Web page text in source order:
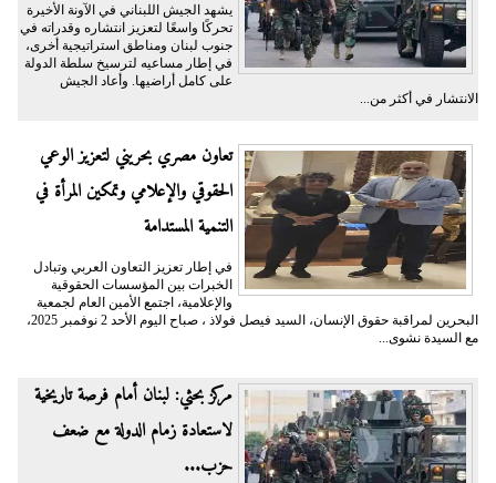
يشهد الجيش اللبناني في الآونة الأخيرة
تحركًا واسعًا لتعزيز انتشاره وقدراته في
جنوب لبنان ومناطق استراتيجية أخرى،
في إطار مساعيه لترسيخ سلطة الدولة
على كامل أراضيها. وأعاد الجيش
الانتشار في أكثر من...
تعاون مصري بحريني لتعزيز الوعي
الحقوقي والإعلامي وتمكين المرأة في
التنمية المستدامة
في إطار تعزيز التعاون العربي وتبادل
الخبرات بين المؤسسات الحقوقية
والإعلامية، اجتمع الأمين العام لجمعية
البحرين لمراقبة حقوق الإنسان، السيد فيصل فولاذ ، صباح اليوم الأحد 2 نوفمبر 2025،
مع السيدة نشوى...
مركز بحثي: لبنان أمام فرصة تاريخية
لاستعادة زمام الدولة مع ضعف
حزب...